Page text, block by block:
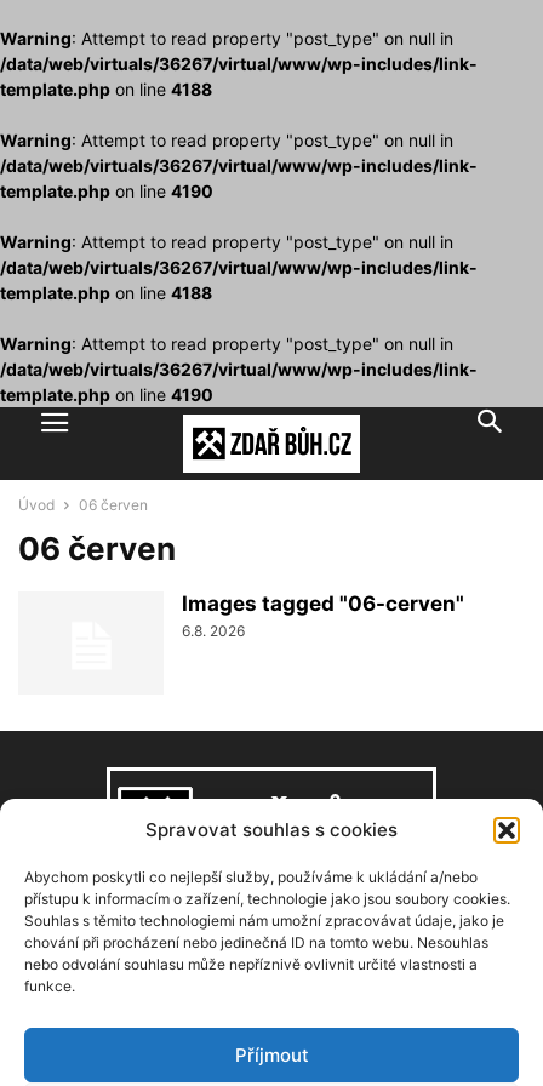
Spravovat souhlas s cookies
Abychom poskytli co nejlepší služby, používáme k ukládání a/nebo
přístupu k informacím o zařízení, technologie jako jsou soubory cookies.
Souhlas s těmito technologiemi nám umožní zpracovávat údaje, jako je
chování při procházení nebo jedinečná ID na tomto webu. Nesouhlas
nebo odvolání souhlasu může nepříznivě ovlivnit určité vlastnosti a
funkce.
Příjmout
Warning: Attempt to read property "post_type" on null in
/data/web/virtuals/36267/virtual/www/wp-includes/link-
template.php on line 4188
Warning: Attempt to read property "post_type" on null in
/data/web/virtuals/36267/virtual/www/wp-includes/link-
template.php on line 4190
Warning: Attempt to read property "post_type" on null in
/data/web/virtuals/36267/virtual/www/wp-includes/link-
template.php on line 4188
Warning: Attempt to read property "post_type" on null in
/data/web/virtuals/36267/virtual/www/wp-includes/link-
template.php on line 4190
Úvod 06 červen
06 červen
Images tagged "06-cerven"
6.8. 2026
O NÁS